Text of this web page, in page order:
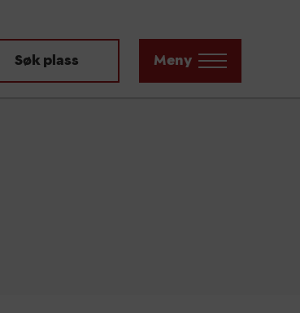
Søk plass Meny